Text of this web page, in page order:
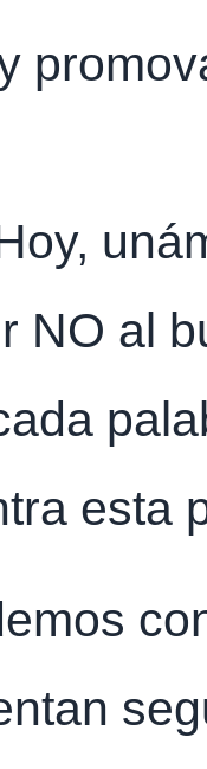
NO al
esta